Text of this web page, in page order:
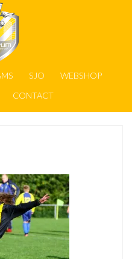
SJO
WEBSHOP
CONTACT